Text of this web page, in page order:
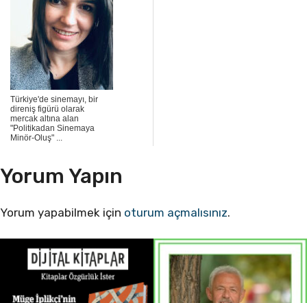
Türkiye'de sinemayı, bir
direniş figürü olarak
mercak altına alan
"Politikadan Sinemaya
Minör-Oluş" ...
Yorum Yapın
Yorum yapabilmek için oturum açmalısınız.